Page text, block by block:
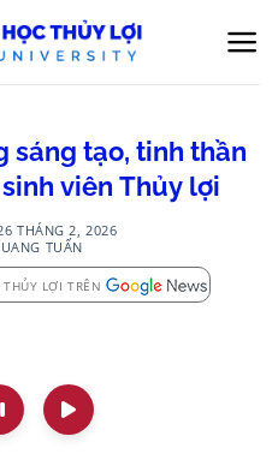
sáng tạo, tinh thần
viên Thủy lợi
THÁNG 2, 2026
TUẤN
LỢI TRÊN